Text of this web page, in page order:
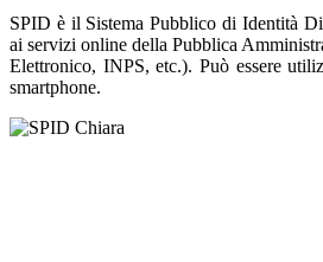
SPID è il Sistema Pubblico di Identità
ai servizi online della Pubblica
Elettronico, INPS, etc.). Può essere
smartphone.